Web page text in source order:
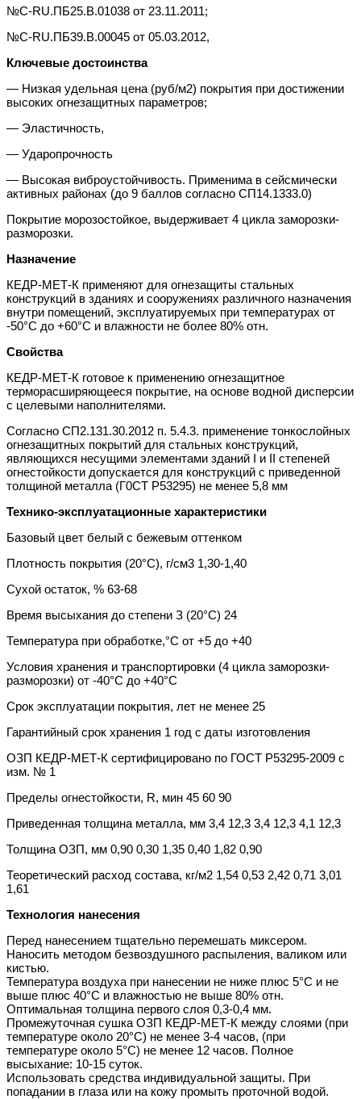
№C-RU.ПБ25.B.01038 от 23.11.2011;
№C-RU.ПБ39.B.00045 от 05.03.2012,
Ключевые достоинства
— Низкая удельная цена (руб/м2) покрытия при достижении
высоких огнезащитных параметров;
— Эластичность,
— Ударопрочность
— Высокая виброустойчивость. Применима в сейсмически
активных районах (до 9 баллов согласно СП14.1333.0)
Покрытие морозостойкое, выдерживает 4 цикла заморозки-
разморозки.
Назначение
КЕДР-МЕТ-К применяют для огнезащиты стальных
конструкций в зданиях и сооружениях различного назначения
внутри помещений, эксплуатируемых при температурах от
-50°С до +60°С и влажности не более 80% отн.
Свойства
КЕДР-МЕТ-К готовое к применению огнезащитное
терморасширяющееся покрытие, на основе водной дисперсии
с целевыми наполнителями.
Согласно СП2.131.30.2012 п. 5.4.3. применение тонкослойных
огнезащитных покрытий для стальных конструкций,
являющихся несущими элементами зданий I и II степеней
огнестойкости допускается для конструкций с приведенной
толщиной металла (Г0СТ Р53295) не менее 5,8 мм
Технико-эксплуатационные характеристики
Базовый цвет белый с бежевым оттенком
Плотность покрытия (20°С), г/см3 1,30-1,40
Сухой остаток, % 63-68
Время высыхания до степени З (20°С) 24
Температура при обработке,°С от +5 до +40
Условия хранения и транспортировки (4 цикла заморозки-
разморозки) от -40°С до +40°С
Срок эксплуатации покрытия, лет не менее 25
Гарантийный срок хранения 1 год с даты изготовления
ОЗП КЕДР-МЕТ-К сертифицировано по ГОСТ Р53295-2009 с
изм. № 1
Пределы огнестойкости, R, мин 45 60 90
Приведенная толщина металла, мм 3,4 12,3 3,4 12,3 4,1 12,3
Толщина ОЗП, мм 0,90 0,30 1,35 0,40 1,82 0,90
Теоретический расход состава, кг/м2 1,54 0,53 2,42 0,71 3,01
1,61
Технология нанесения
Перед нанесением тщательно перемешать миксером.
Наносить методом безвоздушного распыления, валиком или
кистью.
Температура воздуха при нанесении не ниже плюс 5°С и не
выше плюс 40°С и влажностью не выше 80% отн.
Оптимальная толщина первого слоя 0,3-0,4 мм.
Промежуточная сушка ОЗП КЕДР-МЕТ-К между слоями (при
температуре около 20°С) не менее 3-4 часов, (при
температуре около 5°С) не менее 12 часов. Полное
высыхание: 10-15 суток.
Использовать средства индивидуальной защиты. При
попадании в глаза или на кожу промыть проточной водой.